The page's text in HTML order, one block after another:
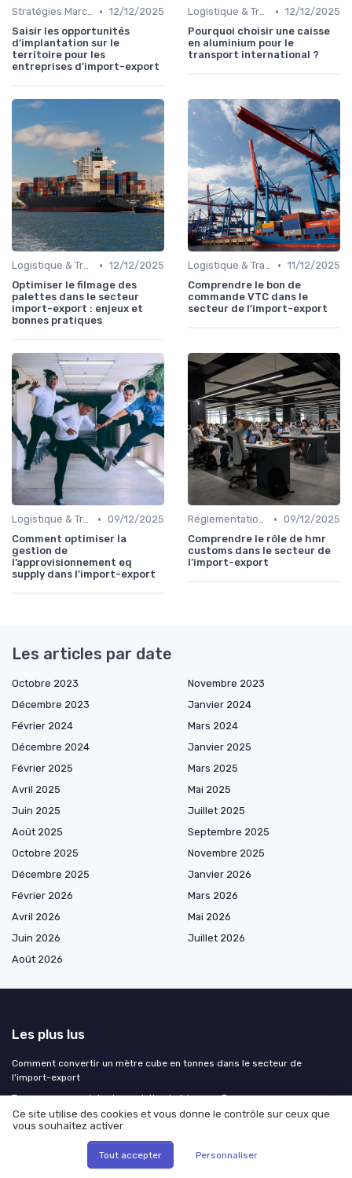
Stratégies Marchés • 12/12/2025
Saisir les opportunités
d’implantation sur le
territoire pour les
entreprises d’import-export
Logistique & Transport • 12/12/2025
Pourquoi choisir une caisse
en aluminium pour le
transport international ?
Logistique & Transport • 12/12/2025
Optimiser le filmage des
palettes dans le secteur
import-export : enjeux et
bonnes pratiques
Logistique & Transport • 11/12/2025
Comprendre le bon de
commande VTC dans le
secteur de l’import-export
Logistique & Transport • 09/12/2025
Comment optimiser la
gestion de
l’approvisionnement eq
supply dans l’import-export
Réglementations Douanières • 09/12/2025
Comprendre le rôle de hmr
customs dans le secteur de
l’import-export
Les articles par date
Octobre 2023
Novembre 2023
Décembre 2023
Janvier 2024
Février 2024
Mars 2024
Décembre 2024
Janvier 2025
Février 2025
Mars 2025
Avril 2025
Mai 2025
Juin 2025
Juillet 2025
Août 2025
Septembre 2025
Octobre 2025
Novembre 2025
Décembre 2025
Janvier 2026
Février 2026
Mars 2026
Avril 2026
Mai 2026
Juin 2026
Juillet 2026
Août 2026
Les plus lus
Comment convertir un mètre cube en tonnes dans le secteur de
l'import-export
Trouver un grossiste de produits algériens en France
Comprendre le certificat EUR.1 pour les douanes
Comprendre la livraison de tabac depuis le Luxembourg
Comprendre le rôle du DAE dans les procédures douanières
Ce site utilise des cookies et vous donne le contrôle sur ceux que
vous souhaitez activer
Tout accepter Personnaliser